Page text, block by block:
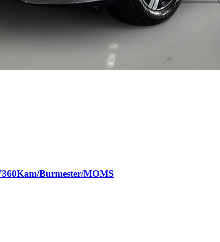
Burmester/MOMS